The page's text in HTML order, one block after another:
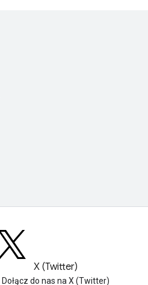
X (Twitter)
Dołącz do nas na X (Twitter)